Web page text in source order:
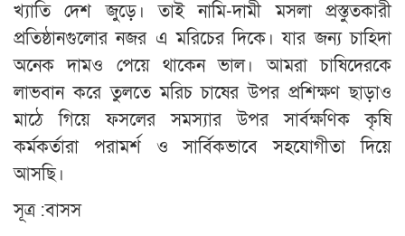
খ্যাতি দেশ জুড়ে। তাই নামি-দামী মসলা প্রস্তুতকারী
প্রতিষ্ঠানগুলোর নজর এ মরিচের দিকে। যার জন্য চাহিদা
অনেক দামও পেয়ে থাকেন ভাল। আমরা চাষিদেরকে
লাভবান করে তুলতে মরিচ চাষের উপর প্রশিক্ষণ ছাড়াও
মাঠে গিয়ে ফসলের সমস্যার উপর সার্বক্ষণিক কৃষি
কর্মকর্তারা পরামর্শ ও সার্বিকভাবে সহযোগীতা দিয়ে
আসছি।
সূত্র :বাসস